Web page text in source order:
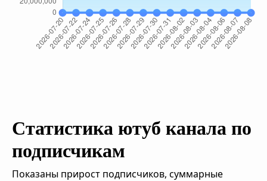
Статистика ютуб канала по
подписчикам
Показаны прирост подписчиков, суммарные